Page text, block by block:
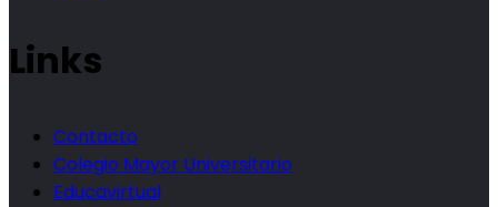
Links
Contacto
Colegio Mayor Universitario
Educavirtual